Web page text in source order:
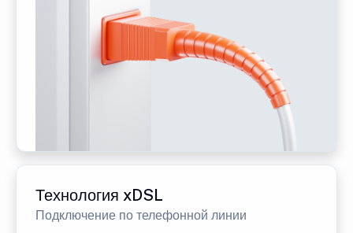
Технология xDSL
Подключение по телефонной линии